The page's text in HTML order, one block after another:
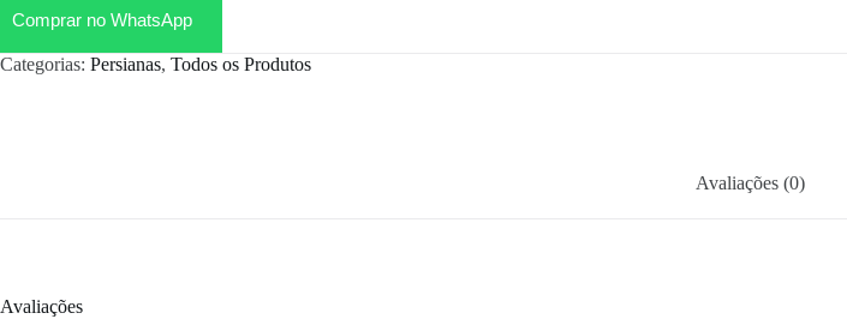
Comprar no WhatsApp
Categorias: Persianas, Todos os Produtos
Avaliações (0)
Avaliações